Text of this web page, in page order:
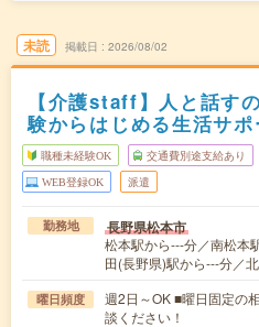
未読 掲載日 2026/08/02
【介護staff】人と話す
験からはじめる生活サポ
職種未経験OK 交通費別途支給あり
WEB登録OK 派遣
勤務地 長野県松本市
松本駅から---分／南松本
田(長野県)駅から---分／
曜日頻度
週2日～OK ■曜日固定の
談ください！